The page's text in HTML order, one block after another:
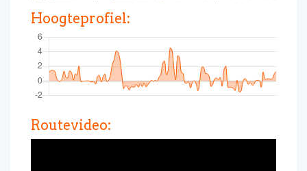
Hoogteprofiel:
Routevideo: